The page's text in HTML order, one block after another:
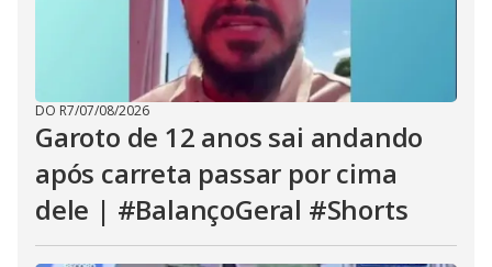
DO R7/07/08/2026
Garoto de 12 anos sai andando
após carreta passar por cima
dele | #BalançoGeral #Shorts